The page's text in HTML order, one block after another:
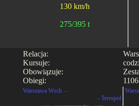
130 km/h
275/395 t
Relacja:
Kursuje:
Obowiązuje:
Obiegi:
Warszawa Wsch. -
- Terespol